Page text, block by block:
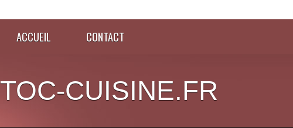
ACCUEIL CONTACT
TOC-CUISINE.FR